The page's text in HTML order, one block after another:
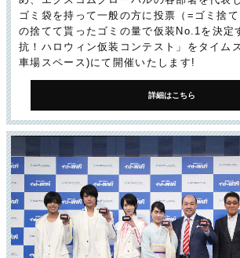
ゴミ袋を持って一般の方に投票（=ゴミ捨
の捨てて貰ったゴミの量で仮装No.1を決定
抗！ハロウィン仮装コンテスト」をタイム
車場スペース)にて開催いたします!
詳細はこちら